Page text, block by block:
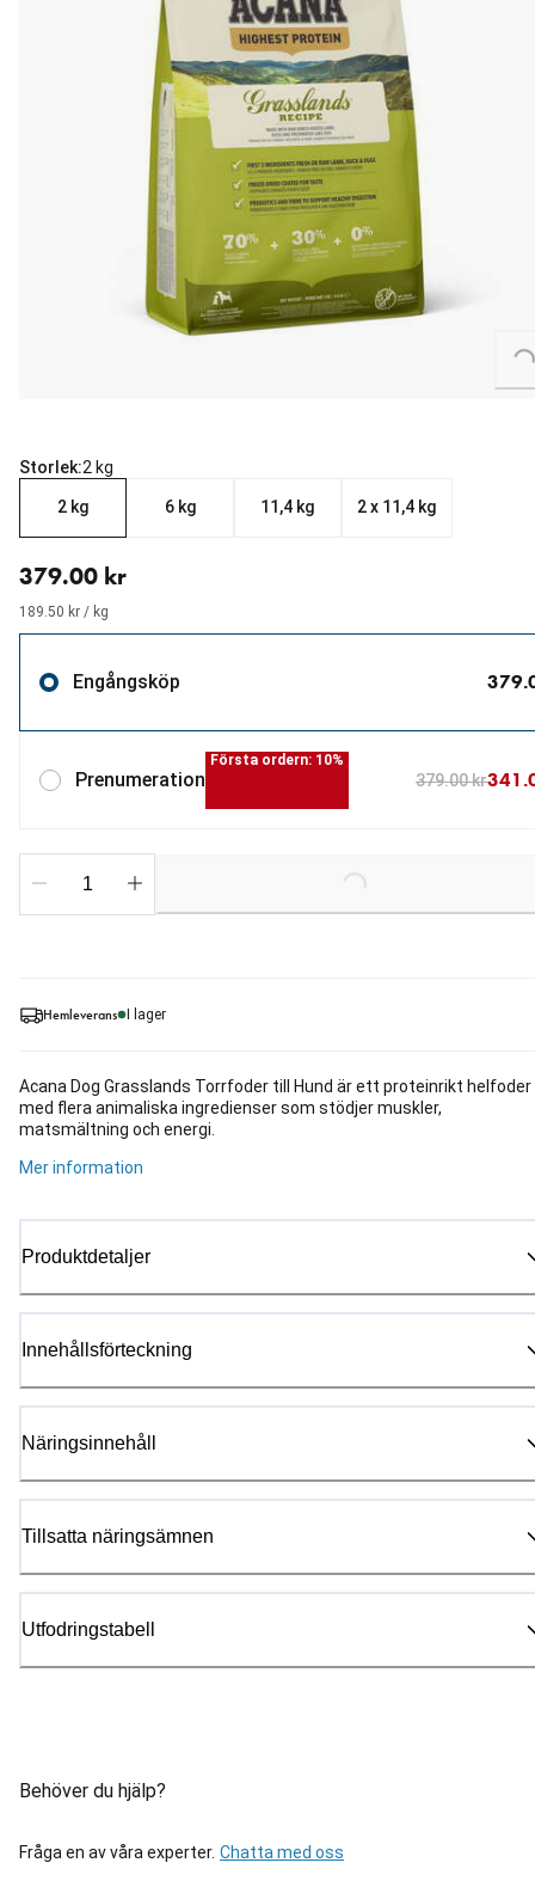
Loading...
Hemleverans I lager
Acana Dog Grasslands Torrfoder till Hund är ett proteinrikt helfoder
med flera animaliska ingredienser som stödjer muskler,
matsmältning och energi.
Mer information
Produktdetaljer
Innehållsförteckning
Näringsinnehåll
Tillsatta näringsämnen
Utfodringstabell
Behöver du hjälp?
Fråga en av våra experter. Chatta med oss
Storlek:2 kg
2 kg 6 kg 11,4 kg 2 x 11,4 kg
379.00 kr
189.50 kr / kg
Engångsköp
Prenumeration
Första ordern: 10%
379.00 kr
Loading...